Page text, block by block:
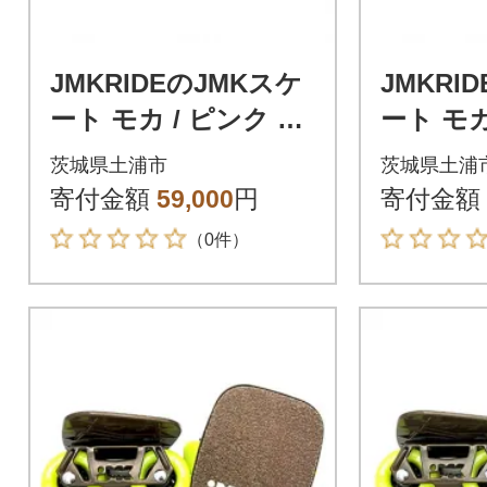
JMKRIDEのJMKスケ
ート モカ / ピンク P
W.JMKRIDE - フリー
スケート
茨城県土浦市
寄付金額 59,000円
（0件）
ート モ
Snow -
ト
茨城県土浦
寄付金額